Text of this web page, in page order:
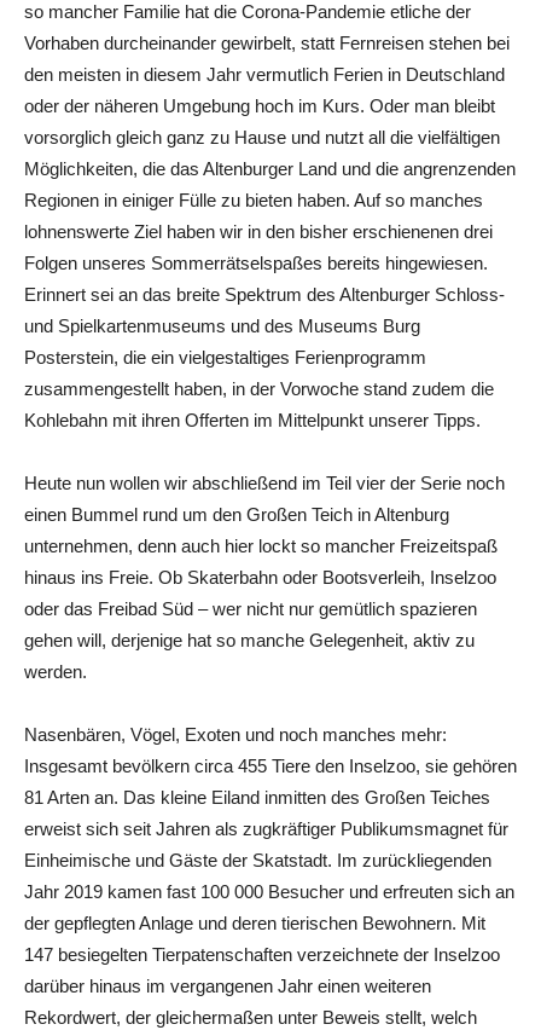
so mancher Familie hat die Corona-Pandemie etliche der
Vorhaben durcheinander gewirbelt, statt Fernreisen stehen bei
den meisten in diesem Jahr vermutlich Ferien in Deutschland
oder der näheren Umgebung hoch im Kurs. Oder man bleibt
vorsorglich gleich ganz zu Hause und nutzt all die vielfältigen
Möglichkeiten, die das Altenburger Land und die angrenzenden
Regionen in einiger Fülle zu bieten haben. Auf so manches
lohnenswerte Ziel haben wir in den bisher erschienenen drei
Folgen unseres Sommerrätselspaßes bereits hingewiesen.
Erinnert sei an das breite Spektrum des Altenburger Schloss-
und Spielkartenmuseums und des Museums Burg
Posterstein, die ein vielgestaltiges Ferienprogramm
zusammengestellt haben, in der Vorwoche stand zudem die
Kohlebahn mit ihren Offerten im Mittelpunkt unserer Tipps.
Heute nun wollen wir abschließend im Teil vier der Serie noch
einen Bummel rund um den Großen Teich in Altenburg
unternehmen, denn auch hier lockt so mancher Freizeitspaß
hinaus ins Freie. Ob Skaterbahn oder Bootsverleih, Inselzoo
oder das Freibad Süd – wer nicht nur gemütlich spazieren
gehen will, derjenige hat so manche Gelegenheit, aktiv zu
werden.
Nasenbären, Vögel, Exoten und noch manches mehr:
Insgesamt bevölkern circa 455 Tiere den Inselzoo, sie gehören
81 Arten an. Das kleine Eiland inmitten des Großen Teiches
erweist sich seit Jahren als zugkräftiger Publikumsmagnet für
Einheimische und Gäste der Skatstadt. Im zurückliegenden
Jahr 2019 kamen fast 100 000 Besucher und erfreuten sich an
der gepflegten Anlage und deren tierischen Bewohnern. Mit
147 besiegelten Tierpatenschaften verzeichnete der Inselzoo
darüber hinaus im vergangenen Jahr einen weiteren
Rekordwert, der gleichermaßen unter Beweis stellt, welch